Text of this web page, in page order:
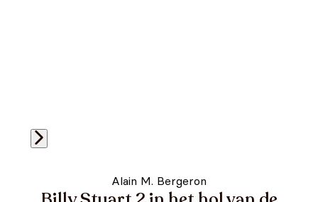
Alain M. Bergeron